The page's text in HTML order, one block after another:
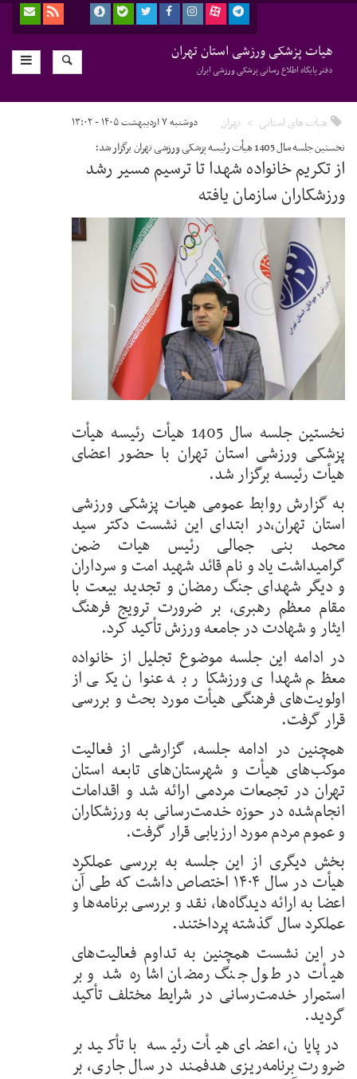
هیات پزشکی ورزشی استان تهران
دفتر پایگاه اطلاع رسانی پزشکی ورزشی ایران
هیات های استانی تهران دوشنبه ۷ اردیبهشت ۱۴۰۵ - ۱۳:۰۲
نخستین جلسه سال 1405 هیأت رئیسه پزشکی ورزشی تهران برگزار شد؛
از تکریم خانواده شهدا تا ترسیم مسیر رشد
ورزشکاران سازمان یافته
نخستین جلسه سال 1405 هیأت رئیسه هیأت
پزشکی ورزشی استان تهران با حضور اعضای
هیأت رئیسه برگزار شد.
به گزارش روابط عمومی هیات پزشکی ورزشی
استان تهران،در ابتدای این نشست دکتر سید
محمد بنی جمالی رئیس هیات ضمن
گرامیداشت یاد و نام قائد شهید امت و سرداران
و دیگر شهدای جنگ رمضان و تجدید بیعت با
مقام معظم رهبری، بر ضرورت ترویج فرهنگ
ایثار و شهادت در جامعه ورزش تأکید کرد.
در ادامه این جلسه موضوع تجلیل از خانواده
معظم شهدای ورزشکار به عنوان یکی از
اولویت‌های فرهنگی هیأت مورد بحث و بررسی
قرار گرفت.
همچنین در ادامه جلسه، گزارشی از فعالیت
موکب‌های هیأت و شهرستان‌های تابعه استان
تهران در تجمعات مردمی ارائه شد و اقدامات
انجام‌شده در حوزه خدمت‌رسانی به ورزشکاران
و عموم مردم مورد ارزیابی قرار گرفت.
بخش دیگری از این جلسه به بررسی عملکرد
هیأت در سال ۱۴۰۴ اختصاص داشت که طی آن
اعضا به ارائه دیدگاه‌ها، نقد و بررسی برنامه‌ها و
عملکرد سال گذشته پرداختند.
در این نشست همچنین به تداوم فعالیت‌های
هیأت در طول جنگ رمضان اشاره شد و بر
استمرار خدمت‌رسانی در شرایط مختلف تأکید
گردید.
در پایان، اعضای هیأت رئیسه با تأکید بر
ضرورت برنامه‌ریزی هدفمند در سال جاری، بر